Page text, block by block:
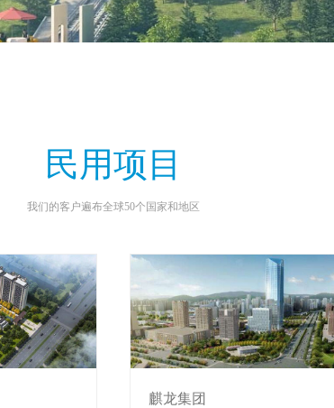
民用项目
我们的客户遍布全球50个国家和地区
麒龙集团